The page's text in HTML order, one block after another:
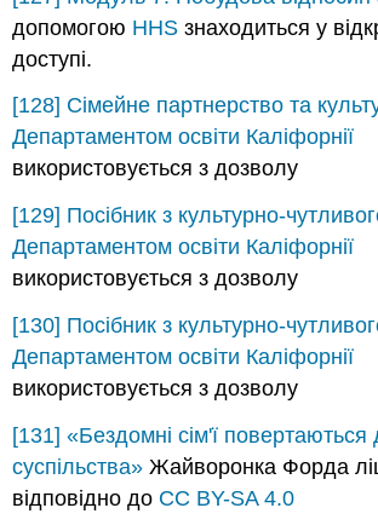
допомогою HHS знаходиться у
доступі.
[128] Сімейне партнерство та
Департаментом освіти Каліфорнії
використовується з дозволу
[129] Посібник з культурно-
Департаментом освіти Каліфорнії
використовується з дозволу
[130] Посібник з культурно-
Департаментом освіти Каліфорнії
використовується з дозволу
[131] «Бездомні сім'ї повертаються
суспільства» Жайворонка Форда
відповідно до CC BY-SA 4.0